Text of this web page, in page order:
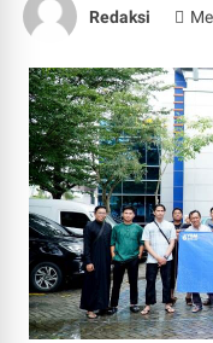
Redaksi